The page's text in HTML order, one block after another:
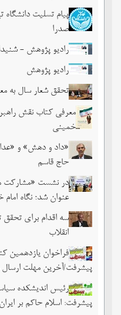
پیام تسلیت
صدرا
رادیو پژوهش -
رادیو پژوهش
تحقق شعار سال به
معرفی کتاب نقش
خمینی
«داد و دهش» و
حاج قاسم
در نشست «مشارکت
عنوان شد؛ نگاه امام
سه اقدام برای تحقق
انقلاب
فراخوان یازدهمین
پیشرفت/آخرین مهلت ارسال
رئیس اندیشکده
پیشرفت: اسلام حاکم بر